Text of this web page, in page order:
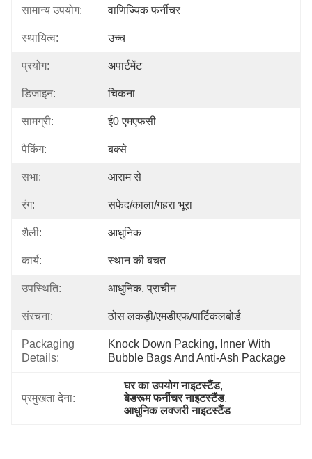
सामान्य उपयोग: वाणिज्यिक फर्नीचर
स्थायित्व: उच्च
प्रयोग: अपार्टमेंट
डिजाइन: चिकना
सामग्री: ई0 एमएफसी
पैकिंग: बक्से
सभा: आराम से
रंग: सफेद/काला/गहरा भूरा
शैली: आधुनिक
कार्य: स्थान की बचत
उपस्थिति: आधुनिक, प्राचीन
संरचना: ठोस लकड़ी/एमडीएफ/पार्टिकलबोर्ड
Packaging
Details:
Knock Down Packing, Inner With
Bubble Bags And Anti-Ash Package
प्रमुखता देना:
घर का उपयोग नाइटस्टैंड,
बेडरूम फर्नीचर नाइटस्टैंड,
आधुनिक लक्जरी नाइटस्टैंड